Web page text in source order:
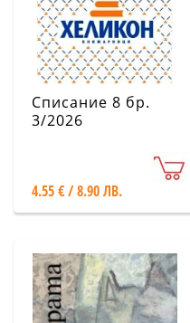
Списание 8 бр.
3/2026
4.55 € / 8.90 ЛВ.